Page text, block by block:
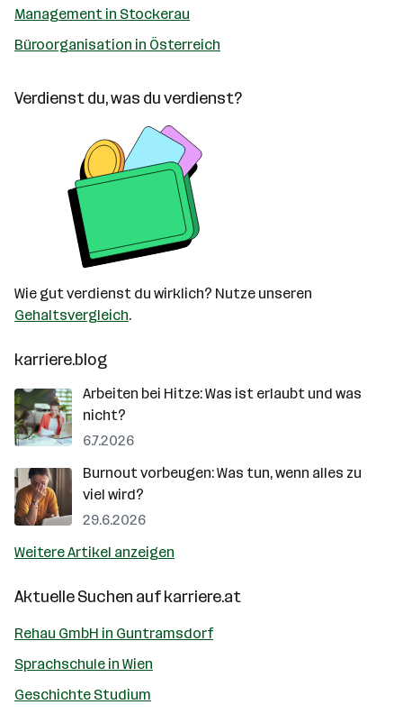
Management in Stockerau
Büroorganisation in Österreich
Verdienst du, was du verdienst?
Wie gut verdienst du wirklich? Nutze unseren
Gehaltsvergleich.
karriere.blog
Arbeiten bei Hitze: Was ist erlaubt und was
nicht?
6.7.2026
Burnout vorbeugen: Was tun, wenn alles zu
viel wird?
29.6.2026
Weitere Artikel anzeigen
Aktuelle Suchen aufkarriere.at
Rehau GmbH in Guntramsdorf
Sprachschule in Wien
Geschichte Studium